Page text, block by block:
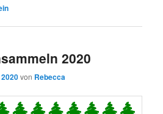
2020
von Rebecca